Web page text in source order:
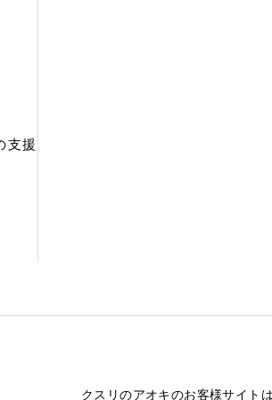
支援
クスリのアオキのお客様サイト